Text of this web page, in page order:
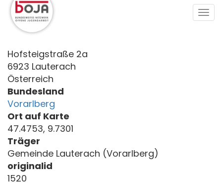
Direkt
zum
Inhalt
Hofsteigstraße 2a
6923 Lauterach
Österreich
Bundesland
Vorarlberg
Ort auf Karte
47.4753, 9.7301
Träger
Gemeinde Lauterach (Vorarlberg)
originalid
1520